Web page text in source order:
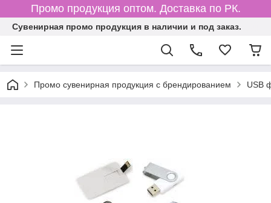
Промо продукция оптом. Доставка по РК.
Cувенирная промо продукция в наличии и под заказ.
Промо сувенирная продукция с брендированием USB